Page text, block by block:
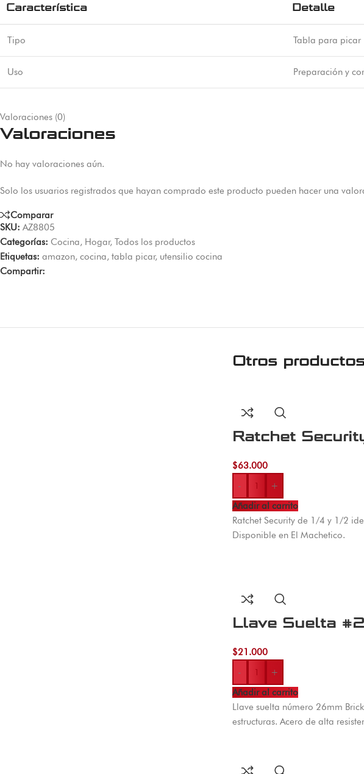
Característica Detalle
Tipo Tabla para picar
Uso Preparación y
Valoraciones (0)
Valoraciones
No hay valoraciones aún.
Solo los usuarios registrados que hayan comprado este producto pueden hacer una
Comparar
SKU: AZ8805
Categorías: Cocina, Hogar, Todos los productos
Etiquetas: amazon, cocina, tabla picar, utensilio cocina
Compartir:
Otros
Ratchet
$63.000
-
+
Añadir al carrito
Ratchet Security de 1/4 y 1/2
Disponible en El Machetico.
Llave Suelta
$21.000
-
+
Añadir al carrito
Llave suelta número 26mm
estructuras. Acero de alta